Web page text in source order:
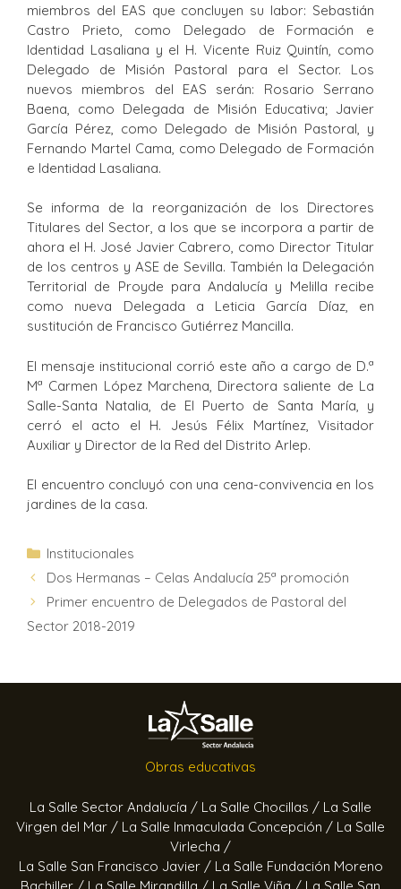
miembros del EAS que concluyen su labor: Sebastián
Castro Prieto, como Delegado de Formación e
Identidad Lasaliana y el H. Vicente Ruiz Quintín, como
Delegado de Misión Pastoral para el Sector. Los
nuevos miembros del EAS serán: Rosario Serrano
Baena, como Delegada de Misión Educativa; Javier
García Pérez, como Delegado de Misión Pastoral, y
Fernando Martel Cama, como Delegado de Formación
e Identidad Lasaliana.
Se informa de la reorganización de los Directores
Titulares del Sector, a los que se incorpora a partir de
ahora el H. José Javier Cabrero, como Director Titular
de los centros y ASE de Sevilla. También la Delegación
Territorial de Proyde para Andalucía y Melilla recibe
como nueva Delegada a Leticia García Díaz, en
sustitución de Francisco Gutiérrez Mancilla.
El mensaje institucional corrió este año a cargo de D.ª
Mª Carmen López Marchena, Directora saliente de La
Salle-Santa Natalia, de El Puerto de Santa María, y
cerró el acto el H. Jesús Félix Martínez, Visitador
Auxiliar y Director de la Red del Distrito Arlep.
El encuentro concluyó con una cena-convivencia en los
jardines de la casa.
Institucionales
Dos Hermanas – Celas Andalucía 25ª promoción
Primer encuentro de Delegados de Pastoral del
Sector 2018-2019
Obras educativas
La Salle Sector Andalucía / La Salle Chocillas / La Salle
Virgen del Mar / La Salle Inmaculada Concepción / La Salle
Virlecha /
La Salle San Francisco Javier / La Salle Fundación Moreno